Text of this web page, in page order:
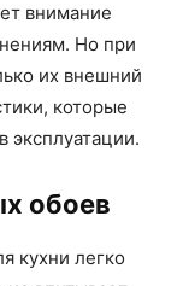
внимание
Но при
их внешний
которые
эксплуатации.
обоев
кухни легко